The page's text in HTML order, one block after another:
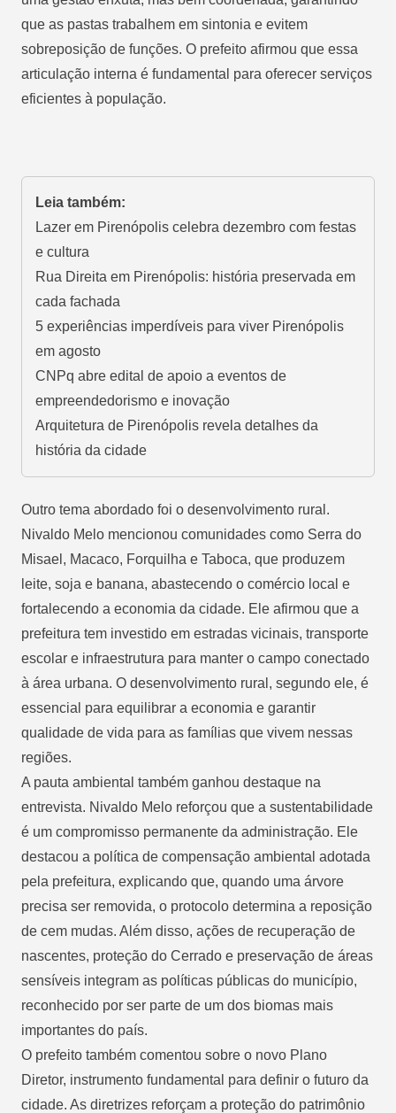
que as pastas trabalhem em sintonia e evitem
sobreposição de funções. O prefeito afirmou que essa
articulação interna é fundamental para oferecer serviços
eficientes à população.
Leia também:
Lazer em Pirenópolis celebra dezembro com festas
e cultura
Rua Direita em Pirenópolis: história preservada em
cada fachada
5 experiências imperdíveis para viver Pirenópolis
em agosto
CNPq abre edital de apoio a eventos de
empreendedorismo e inovação
Arquitetura de Pirenópolis revela detalhes da
história da cidade
Outro tema abordado foi o desenvolvimento rural.
Nivaldo Melo mencionou comunidades como Serra do
Misael, Macaco, Forquilha e Taboca, que produzem
leite, soja e banana, abastecendo o comércio local e
fortalecendo a economia da cidade. Ele afirmou que a
prefeitura tem investido em estradas vicinais, transporte
escolar e infraestrutura para manter o campo conectado
à área urbana. O desenvolvimento rural, segundo ele, é
essencial para equilibrar a economia e garantir
qualidade de vida para as famílias que vivem nessas
regiões.
A pauta ambiental também ganhou destaque na
entrevista. Nivaldo Melo reforçou que a sustentabilidade
é um compromisso permanente da administração. Ele
destacou a política de compensação ambiental adotada
pela prefeitura, explicando que, quando uma árvore
precisa ser removida, o protocolo determina a reposição
de cem mudas. Além disso, ações de recuperação de
nascentes, proteção do Cerrado e preservação de áreas
sensíveis integram as políticas públicas do município,
reconhecido por ser parte de um dos biomas mais
importantes do país.
O prefeito também comentou sobre o novo Plano
Diretor, instrumento fundamental para definir o futuro da
cidade. As diretrizes reforçam a proteção do patrimônio